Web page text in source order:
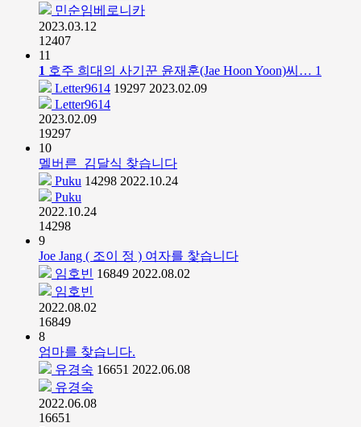
민순임베로니카
2023.03.12
12407
11
1 호주 희대의 사기꾼 윤재훈(Jae Hoon Yoon)씨… 1
Letter9614 19297 2023.02.09
Letter9614
2023.02.09
19297
10
멜버른_김달식 찾습니다
Puku 14298 2022.10.24
Puku
2022.10.24
14298
9
Joe Jang ( 조이 정 ) 여자를 찿습니다
임호빈 16849 2022.08.02
임호빈
2022.08.02
16849
8
엄마를 찾습니다.
유경숙 16651 2022.06.08
유경숙
2022.06.08
16651